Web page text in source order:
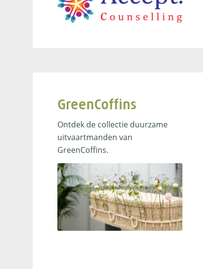
GreenCoffins
Ontdek de collectie duurzame
uitvaartmanden van
GreenCoffins.